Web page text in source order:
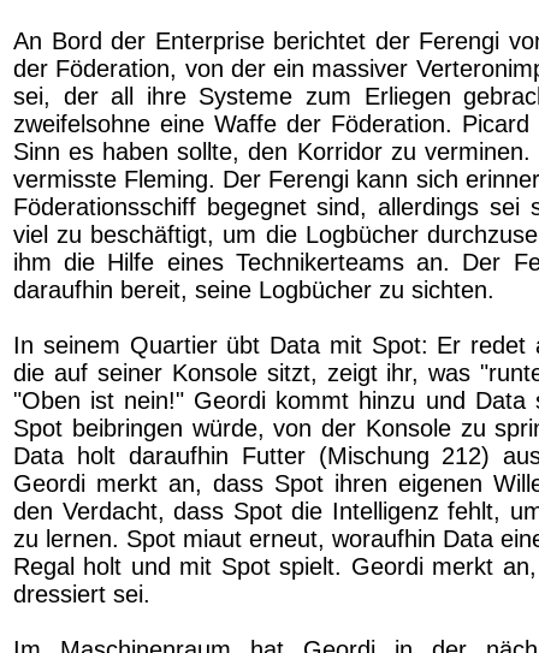
An Bord der Enterprise berichtet der Ferengi
der Föderation, von der ein massiver
sei, der all ihre Systeme zum Erliegen
zweifelsohne eine Waffe der Föderation.
Sinn es haben sollte, den Korridor zu
vermisste Fleming. Der Ferengi kann sich
Föderationsschiff begegnet sind, allerdings sei
viel zu beschäftigt, um die Logbücher
ihm die Hilfe eines Technikerteams an. Der
daraufhin bereit, seine Logbücher zu sichten.
In seinem Quartier übt Data mit Spot: Er redet
die auf seiner Konsole sitzt, zeigt ihr, was
"Oben ist nein!" Geordi kommt hinzu und Data
Spot beibringen würde, von der Konsole zu
Data holt daraufhin Futter (Mischung 212)
Geordi merkt an, dass Spot ihren eigenen
den Verdacht, dass Spot die Intelligenz fehlt,
zu lernen. Spot miaut erneut, woraufhin Data
Regal holt und mit Spot spielt. Geordi merkt
dressiert sei.